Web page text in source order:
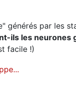
générés par les
ils les neurones
facile !)